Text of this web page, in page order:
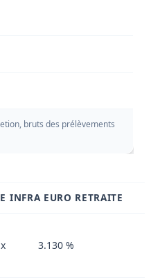
bruts des prélèvements
INFRA EURO RETRAITE
3.130 %